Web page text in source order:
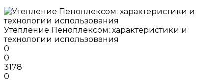
Утепление Пеноплексом: характеристики и
технологии использования
0
0
3178
0